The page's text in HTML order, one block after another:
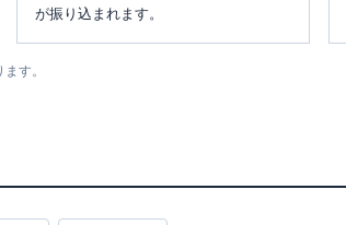
が振り込まれます。
す。